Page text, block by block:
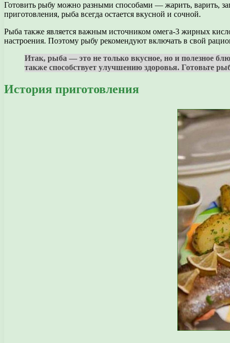
Готовить рыбу можно разными способами — жарить, варить,
приготовления, рыба всегда остается вкусной и сочной.
Рыба также является важным источником омега-3 жирных
настроения. Поэтому рыбу рекомендуют включать в свой
Итак, рыба — это не только вкусное, но и полезное
также способствует улучшению здоровья. Готовьте
История приготовления